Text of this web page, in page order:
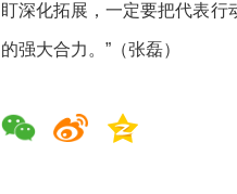
盯深化拓展，一定要把代表行
的强大合力。”（张磊）